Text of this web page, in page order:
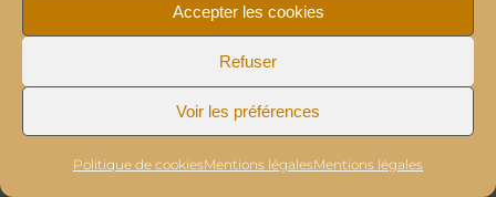
Accepter les cookies
Refuser
Voir les préférences
Politique de cookiesMentions légalesMentions légales